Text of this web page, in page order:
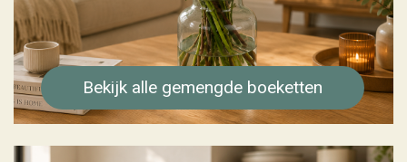
Bekijk alle gemengde boeketten